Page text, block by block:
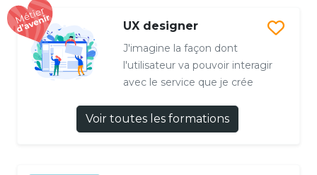
UX designer
J'imagine la façon dont
l'utilisateur va pouvoir interagir
avec le service que je crée
Voir toutes les formations